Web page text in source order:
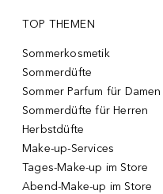
TOP THEMEN
Sommerkosmetik
Sommerdüfte
Sommer Parfum für Damen
Sommerdüfte für Herren
Herbstdüfte
Make-up-Services
Tages-Make-up im Store
Abend-Make-up im Store